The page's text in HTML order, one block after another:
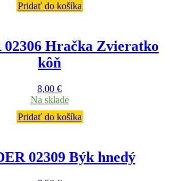
Pridať do košíka
02306 Hračka Zvieratko
kôň
8,00 €
Na sklade
Pridať do košíka
02309 Býk hnedý